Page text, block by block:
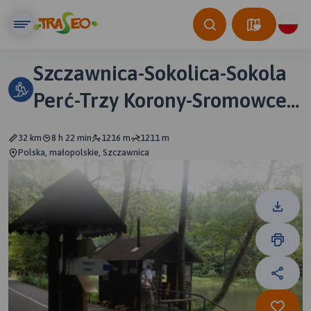
Szczawnica-Sokolica-Sokola
Perć-Trzy Korony-Sromowce
Szczawnica
32 km 8 h 22 min 1216 m
1211 m
Polska, małopolskie, Szczawnica